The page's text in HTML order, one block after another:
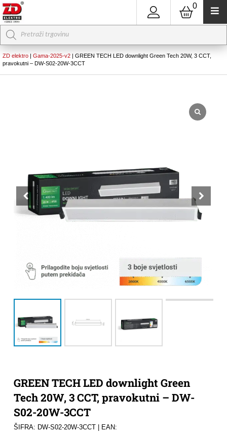
0
Products
search
ZD elektro | Gama-2025-v2 | GREEN TECH LED downlight Green Tech 20W, 3 CCT,
pravokutni – DW-S02-20W-3CCT
GREEN TECH LED downlight Green
Tech 20W, 3 CCT, pravokutni – DW-
S02-20W-3CCT
ŠIFRA: DW-S02-20W-3CCT| EAN: